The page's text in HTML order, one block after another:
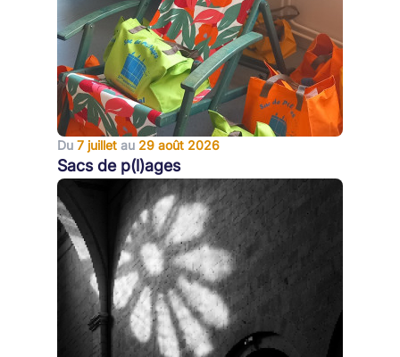
Du 7 juillet au 29 août 2026
Sacs de p(l)ages